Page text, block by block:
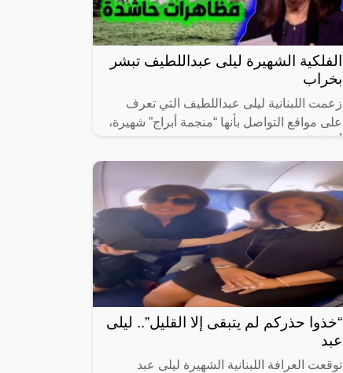
الفلكية الشهيرة ليلى عبداللطيف تبشر
بخراب
زعمت اللبنانية ليلى عبداللطيف التي تعرف
على مواقع التواصل بأنها “منجمة أبراج” شهيرة،
المستوى العالمي وأنه عام “دموي” بشكل
“خذوا حذركم لم يتبقى إلا القليل”.. ليلى
عبد
توقعت العرافة اللبنانية الشهيرة ليلى عبد